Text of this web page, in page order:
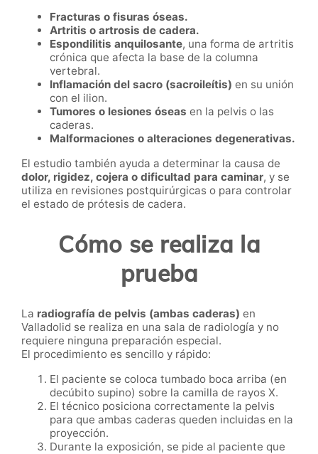
Fracturas o fisuras óseas.
Artritis o artrosis de cadera.
Espondilitis anquilosante, una forma de artritis
crónica que afecta la base de la columna
vertebral.
Inflamación del sacro (sacroileítis) en su unión
con el ilion.
Tumores o lesiones óseas en la pelvis o las
caderas.
Malformaciones o alteraciones degenerativas.
El estudio también ayuda a determinar la causa de
dolor, rigidez, cojera o dificultad para caminar, y se
utiliza en revisiones postquirúrgicas o para controlar
el estado de prótesis de cadera.
Cómo se realiza la
prueba
La radiografía de pelvis (ambas caderas) en
Valladolid se realiza en una sala de radiología y no
requiere ninguna preparación especial.
El procedimiento es sencillo y rápido:
El paciente se coloca tumbado boca arriba (en
decúbito supino) sobre la camilla de rayos X.
El técnico posiciona correctamente la pelvis
para que ambas caderas queden incluidas en la
proyección.
Durante la exposición, se pide al paciente que